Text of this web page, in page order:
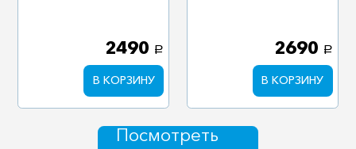
2490 a
В КОРЗИНУ
2690 a
В КОРЗИНУ
Посмотреть